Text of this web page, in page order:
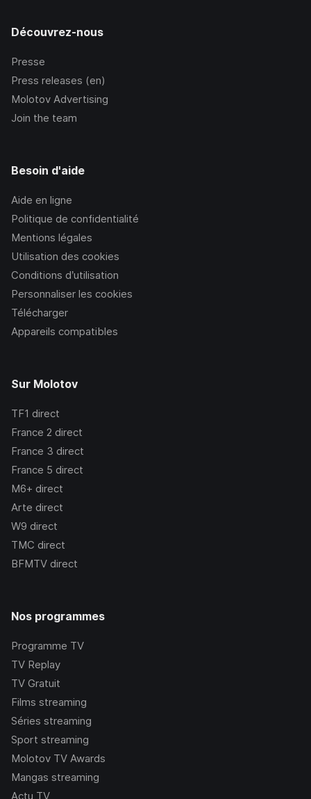
Découvrez-nous
Presse
Press releases (en)
Molotov Advertising
Join the team
Besoin d'aide
Aide en ligne
Politique de confidentialité
Mentions légales
Utilisation des cookies
Conditions d’utilisation
Personnaliser les cookies
Télécharger
Appareils compatibles
Sur Molotov
TF1 direct
France 2 direct
France 3 direct
France 5 direct
M6+ direct
Arte direct
W9 direct
TMC direct
BFMTV direct
Nos programmes
Programme TV
TV Replay
TV Gratuit
Films streaming
Séries streaming
Sport streaming
Molotov TV Awards
Mangas streaming
Actu TV